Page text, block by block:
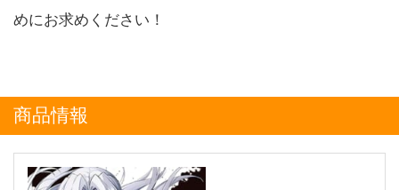
めにお求めください！
商品情報